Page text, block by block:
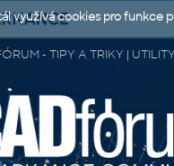
- TIPY A TRIKY |
využívá cookies pro funkce